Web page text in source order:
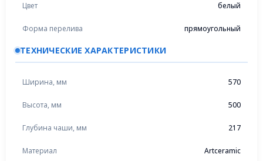
Цвет белый
Форма перелива прямоугольный
ТЕХНИЧЕСКИЕ ХАРАКТЕРИСТИКИ
Ширина, мм 570
Высота, мм 500
Глубина чаши, мм 217
Материал Artceramic